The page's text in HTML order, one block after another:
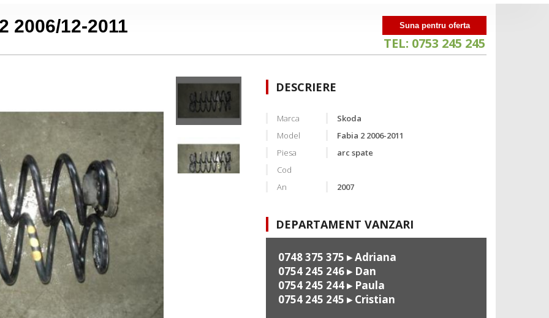
2006/12-2011 Suna pentru oferta
TEL: 0753 245 245
DESCRIERE
Marca
Skoda
Model
Fabia 2 2006-2011
Piesa
arc spate
Cod
An
2007
DEPARTAMENT VANZARI
0748 375 375 ▸ Adriana
0754 245 246▸ Dan
0754 245 244▸ Paula
0754 245 245 ▸ Cristian